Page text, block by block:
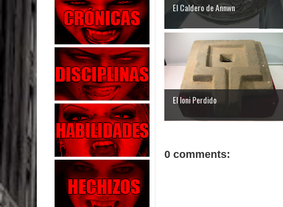
El Caldero de Annwn
El Ioni Perdido
0 comments: